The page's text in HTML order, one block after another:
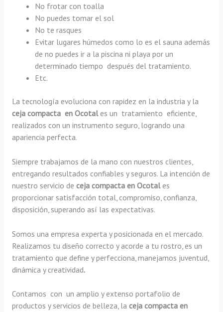
No frotar con toalla
No puedes tomar el sol
No te rasques
Evitar lugares húmedos como lo es el sauna además
de no puedes ir a la piscina ni playa por un
determinado tiempo después del tratamiento.
Etc.
La tecnología evoluciona con rapidez en la industria y la
ceja compacta en Ocotales un tratamiento eficiente,
realizados con un instrumento seguro, logrando una
apariencia perfecta.
Siempre trabajamos de la mano con nuestros clientes,
entregando resultados confiables y seguros. La intención de
nuestro servicio de ceja compacta en Ocotal es
proporcionar satisfacción total, compromiso, confianza,
disposición, superando así las expectativas.
Somos una empresa experta y posicionada en el mercado.
Realizamos tu diseño correcto y acorde a tu rostro, es un
tratamiento que define y perfecciona, manejamos juventud,
dinámica y creatividad.
Contamos con un amplio y extenso portafolio de
productos y servicios de belleza, la ceja compacta en